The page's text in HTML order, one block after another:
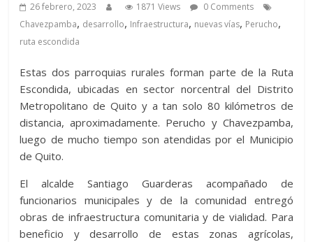
26 febrero, 2023 1871 Views
0 Comments
Chavezpamba, desarrollo, Infraestructura, nuevas vías, Perucho,
ruta escondida
Estas dos parroquias rurales forman parte de la Ruta
Escondida, ubicadas en sector norcentral del Distrito
Metropolitano de Quito y a tan solo 80 kilómetros de
distancia, aproximadamente. Perucho y Chavezpamba,
luego de mucho tiempo son atendidas por el Municipio
de Quito.
El alcalde Santiago Guarderas acompañado de
funcionarios municipales y de la comunidad entregó
obras de infraestructura comunitaria y de vialidad. Para
beneficio y desarrollo de estas zonas agrícolas,